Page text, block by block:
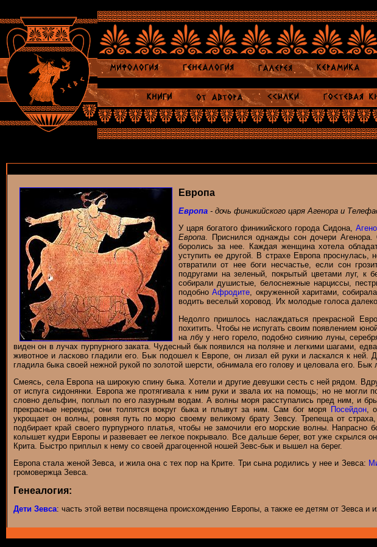
Европа
Европа - дочь финикийского царя Агенора и
У царя богатого финикийского города Сидона,
Европа. Приснился однажды сон дочери
боролись за нее. Каждая женщина хотела
уступить ее другой. В страхе Европа
отвратили от нее боги несчастье, если сон
подругами на зеленый, покрытый цветами луг, к
собирали душистые, белоснежные нарциссы,
подобноАфродите, окруженной харитами,
водить веселый хоровод. Их молодые голоса
Недолго пришлось наслаждаться прекрасной
похитить. Чтобы не испугать своим появлением
на лбу у него горело, подобно сиянию луны,
виден он в лучах пурпурного заката. Чудесный бык появился на поляне и легкими шагами,
животное и ласково гладили его. Бык подошел к Европе, он лизал ей руки и ласкался к ней.
гладила быка своей нежной рукой по золотой шерсти, обнимала его голову и целовала его. Бык
Смеясь, села Европа на широкую спину быка. Хотели и другие девушки сесть с ней рядом.
от испуга сидонянки. Европа же протягивала к ним руки и звала их на помощь; но не
словно дельфин, поплыл по его лазурным водам. А волны моря расступались пред ним, и
прекрасные нереиды; они толпятся вокруг быка и плывут за ним. Сам бог моря Посейдон,
укрощает он волны, ровняя путь по морю своему великому брату Зевсу. Трепеща от
подбирает край своего пурпурного платья, чтобы не замочили его морские волны.
колышет кудри Европы и развевает ее легкое покрывало. Все дальше берег, вот уже скрылся
Крита. Быстро приплыл к нему со своей драгоценной ношей Зевс-бык и вышел на берег.
Европа стала женой Зевса, и жила она с тех пор на Крите. Три сына родились у нее и Зевса:
громовержца Зевса.
Генеалогия:
Дети Зевса: часть этой ветви посвящена происхождению Европы, а также ее детям от Зевса и